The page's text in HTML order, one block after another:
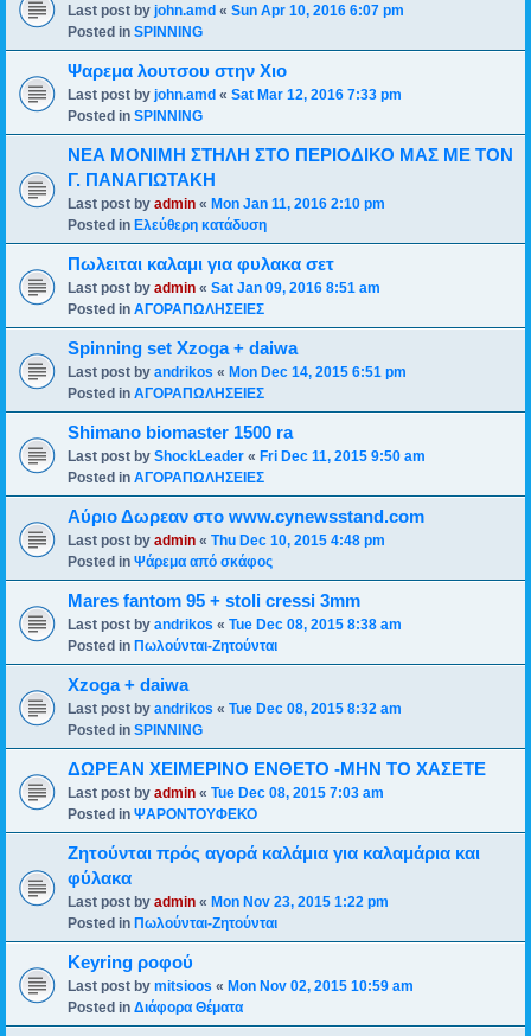
Last post by john.amd « Sun Apr 10, 2016 6:07 pm
Posted in SPINNING
Ψαρεμα λουτσου στην Χιο
Last post by john.amd « Sat Mar 12, 2016 7:33 pm
Posted in SPINNING
ΝΕΑ ΜΟΝΙΜΗ ΣΤΗΛΗ ΣΤΟ ΠΕΡΙΟΔΙΚΟ ΜΑΣ ΜΕ ΤΟΝ
Γ. ΠΑΝΑΓΙΩΤΑΚΗ
Last post by admin « Mon Jan 11, 2016 2:10 pm
Posted in Ελεύθερη κατάδυση
Πωλειται καλαμι για φυλακα σετ
Last post by admin « Sat Jan 09, 2016 8:51 am
Posted in ΑΓΟΡΑΠΩΛΗΣΕΙΕΣ
Spinning set Xzoga + daiwa
Last post by andrikos « Mon Dec 14, 2015 6:51 pm
Posted in ΑΓΟΡΑΠΩΛΗΣΕΙΕΣ
Shimano biomaster 1500 ra
Last post by ShockLeader « Fri Dec 11, 2015 9:50 am
Posted in ΑΓΟΡΑΠΩΛΗΣΕΙΕΣ
Αύριο Δωρεαν στο www.cynewsstand.com
Last post by admin « Thu Dec 10, 2015 4:48 pm
Posted in Ψάρεμα από σκάφος
Mares fantom 95 + stoli cressi 3mm
Last post by andrikos « Tue Dec 08, 2015 8:38 am
Posted in Πωλούνται-Ζητούνται
Xzoga + daiwa
Last post by andrikos « Tue Dec 08, 2015 8:32 am
Posted in SPINNING
ΔΩΡΕΑΝ ΧΕΙΜΕΡΙΝΟ ΕΝΘΕΤΟ -ΜΗΝ ΤΟ ΧΑΣΕΤΕ
Last post by admin « Tue Dec 08, 2015 7:03 am
Posted in ΨΑΡΟΝΤΟΥΦΕΚΟ
Ζητούνται πρός αγορά καλάμια για καλαμάρια και
φύλακα
Last post by admin « Mon Nov 23, 2015 1:22 pm
Posted in Πωλούνται-Ζητούνται
Keyring ροφού
Last post by mitsioos « Mon Nov 02, 2015 10:59 am
Posted in Διάφορα Θέματα